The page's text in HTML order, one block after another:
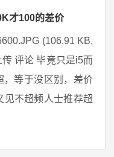
才100的差价
(106.91 KB,
评论 毕竟只是i5而
等于没区别，差价
见不超频人士推荐超